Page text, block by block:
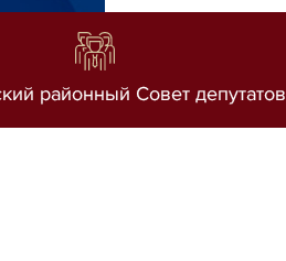
районный Совет депутатов